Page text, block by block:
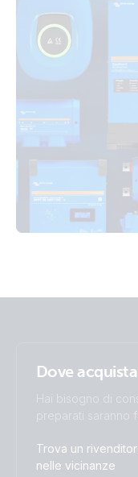
Dove
Hai bisogno di
preparati saranno
Trova un
nelle vicinanze